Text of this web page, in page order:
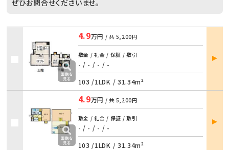
ぜひお問合せくださいませ。
4.9万円 / 共 5,200円
敷金 / 礼金 / 保証 / 敷引
- / - / - / -
103 /1LDK / 31.34m²
部屋
詳細
4.9万円 / 共 5,200円
敷金 / 礼金 / 保証 / 敷引
- / - / - / -
103 /1LDK / 31.34m²
部屋
詳細